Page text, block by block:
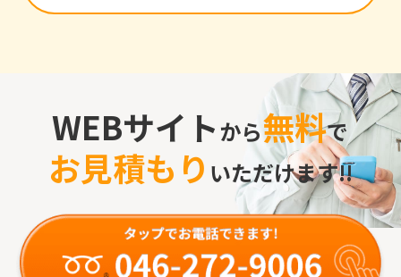
WEBサイト から無料で
お見積もり いただけます!!